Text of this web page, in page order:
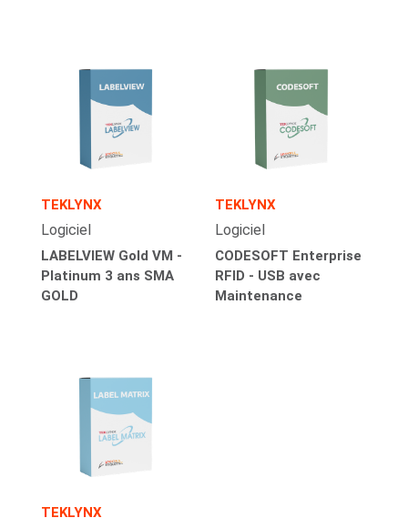
TEKLYNX
Logiciel
LABELVIEW Gold VM -
Platinum 3 ans SMA
GOLD
TEKLYNX
Logiciel
CODESOFT Enterprise
RFID - USB avec
Maintenance
TEKLYNX